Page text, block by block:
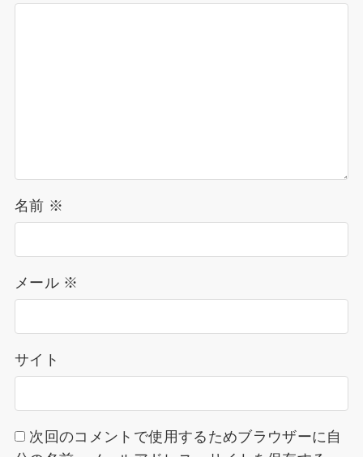
名前 ※
メール ※
サイト
次回のコメントで使用するためブラウザーに自